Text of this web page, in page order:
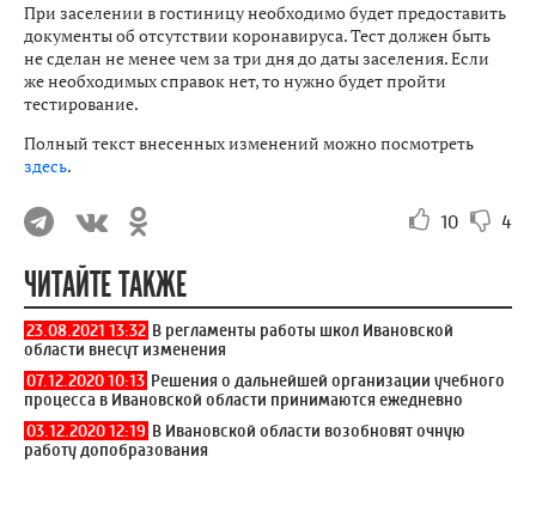
При заселении в гостиницу необходимо будет предоставить
документы об отсутствии коронавируса. Тест должен быть
не сделан не менее чем за три дня до даты заселения. Если
же необходимых справок нет, то нужно будет пройти
тестирование.
Полный текст внесенных изменений можно посмотреть
здесь.
10 4
ЧИТАЙТЕ ТАКЖЕ
23.08.2021 13:32 В регламенты работы школ Ивановской
области внесут изменения
07.12.2020 10:13 Решения о дальнейшей организации учебного
процесса в Ивановской области принимаются ежедневно
03.12.2020 12:19 В Ивановской области возобновят очную
работу допобразования